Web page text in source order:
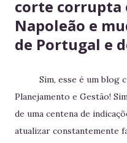
corte corrupta
Napoleão e
de Portugal e
Sim, esse é um blog
Planejamento e Gestão!
de uma centena de
atualizar constantemente